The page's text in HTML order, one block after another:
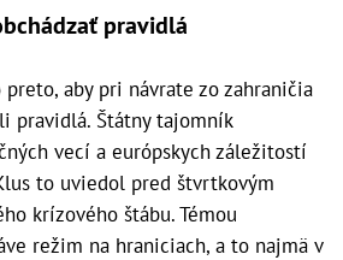
pravidlá
aby pri návrate zo zahraničia
pravidlá. Štátny tajomník
vecí a európskych záležitostí
to uviedol pred štvrtkovým
krízového štábu. Témou
režim na hraniciach, a to najmä v